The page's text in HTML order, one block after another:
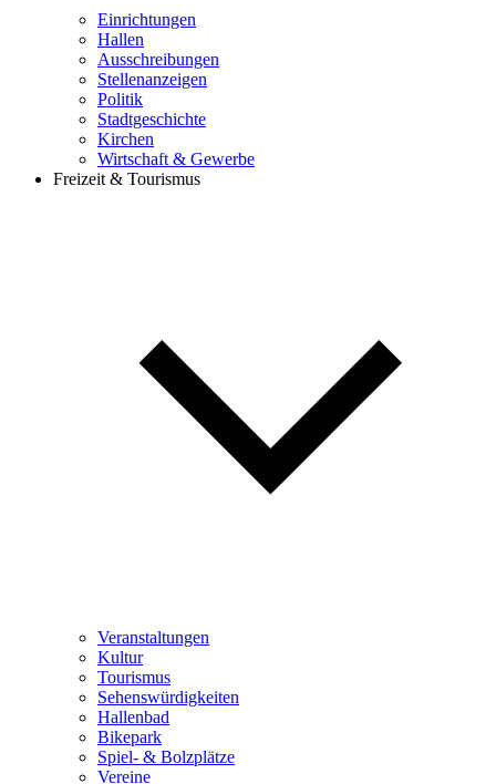
Einrichtungen
Hallen
Ausschreibungen
Stellenanzeigen
Politik
Stadtgeschichte
Kirchen
Wirtschaft & Gewerbe
Freizeit & Tourismus
Veranstaltungen
Kultur
Tourismus
Sehenswürdigkeiten
Hallenbad
Bikepark
Spiel- & Bolzplätze
Vereine